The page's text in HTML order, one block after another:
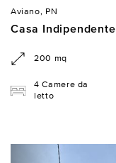
Aviano, PN
Casa Indipendente
200 mq
4 Camere da
letto